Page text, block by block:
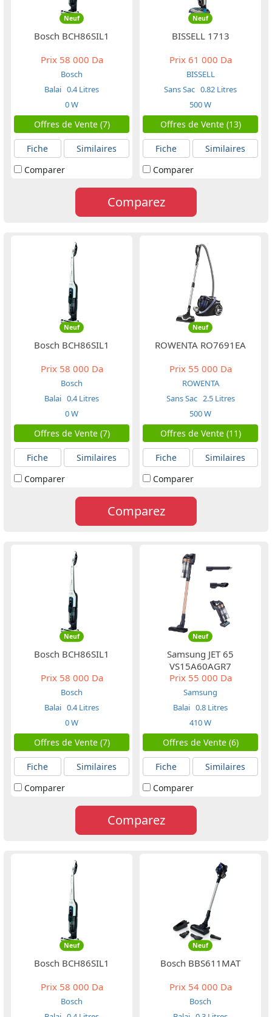
Neuf
Bosch BCH86SIL1
Prix58 000 Da
Bosch
Balai 0.4 Litres
0 W
Offres de Vente (7)
Fiche
Similaires
Comparer
Neuf
BISSELL 1713
Prix61 000 Da
BISSELL
Sans Sac 0.82 Litres
500 W
Offres de Vente (13)
Fiche
Similaires
Comparer
Comparez
Neuf
Bosch BCH86SIL1
Prix58 000 Da
Bosch
Balai 0.4 Litres
0 W
Offres de Vente (7)
Fiche
Similaires
Comparer
Neuf
ROWENTA RO7691EA
Prix55 000 Da
ROWENTA
Sans Sac 2.5 Litres
500 W
Offres de Vente (11)
Fiche
Similaires
Comparer
Comparez
Neuf
Bosch BCH86SIL1
Prix58 000 Da
Bosch
Balai 0.4 Litres
0 W
Offres de Vente (7)
Fiche
Similaires
Comparer
Neuf
Samsung JET 65
VS15A60AGR7
Prix55 000 Da
Samsung
Balai 0.8 Litres
410 W
Offres de Vente (6)
Fiche
Similaires
Comparer
Comparez
Neuf
Bosch BCH86SIL1
Prix58 000 Da
Bosch
Neuf
Bosch BBS611MAT
Prix54 000 Da
Bosch